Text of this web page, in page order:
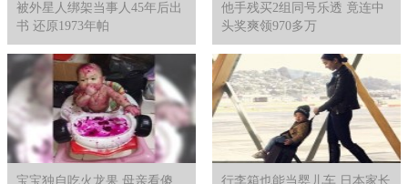
被外星人绑架当事人45年后出
书 还原1973年帕
他手残买2组同号乐透 竟连中
头奖爽领970多万
宝宝独自吃火龙果 母亲看傻 行李箱也能当婴儿车 日本家长